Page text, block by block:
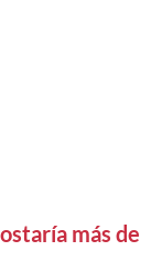
más de